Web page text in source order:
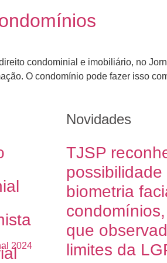
condominial e imobiliário, no
O condomínio pode fazer isso
Novidades
TJSP
possibilidade
biometria
que
limites da